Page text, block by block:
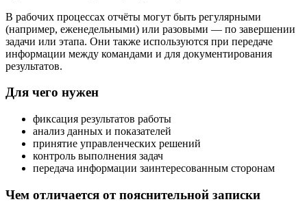
В рабочих процессах отчёты могут быть регулярными
(например, еженедельными) или разовыми — по завершении
задачи или этапа. Они также используются при передаче
информации между командами и для документирования
результатов.
Для чего нужен
фиксация результатов работы
анализ данных и показателей
принятие управленческих решений
контроль выполнения задач
передача информации заинтересованным сторонам
Чем отличается от пояснительной записки